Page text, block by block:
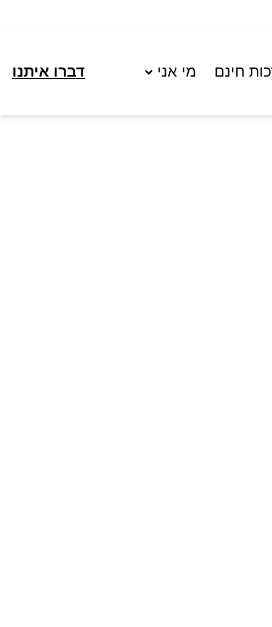
חינם מי אני דברו איתנו